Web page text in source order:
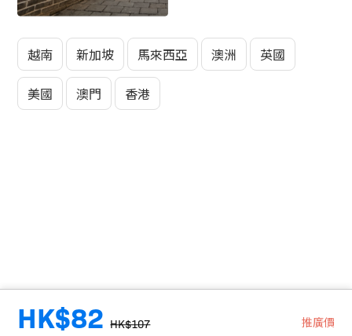
越南 新加坡 馬來西亞 澳洲 英國
美國 澳門 香港
HK$82 HK$107 推廣價